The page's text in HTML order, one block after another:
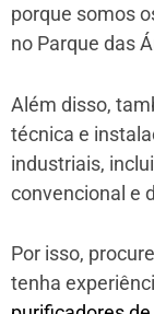
porque somos
no Parque das
Além disso,
técnica e
industriais,
convencional e
Por isso,
tenha